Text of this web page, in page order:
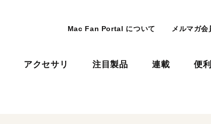
Mac Fan Portal について メルマガ会
アクセサリ 注目製品 連載 便